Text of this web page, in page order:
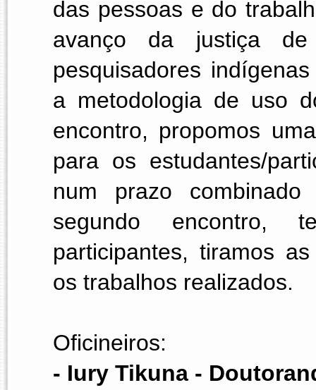
das pessoas e do
avanço da justiça
pesquisadores
a metodologia de uso
encontro, propomos
para os estudantes/
num prazo
segundo encontro,
participantes, tiramos
os trabalhos realizados.
Oficineiros:
- Iury Tikuna -